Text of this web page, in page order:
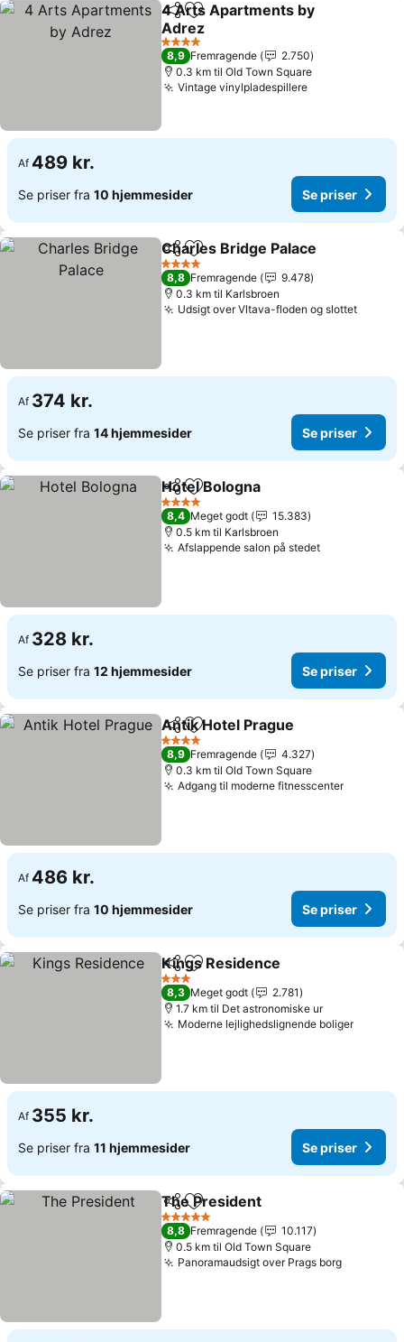
Del Føj til favoritter
4 Arts Apartments by
Adrez
Se priser
4 Stjerner
8,9 Fremragende
2.750
0.3 km til Old Town Square
Vintage vinylpladespillereSe priser
Af 489 kr.
Se priser fra 10 hjemmesider Se priser
Del Føj til favoritter
Charles Bridge Palace
4 Stjerner
8,8 Fremragende
9.478
0.3 km til Karlsbroen
Udsigt over Vltava-floden og slottetSe
Af 374 kr.
Se priser fra 14 hjemmesider Se priser
Del Føj til favoritter
Hotel Bologna
4 Stjerner
8,4 Meget godt
15.383
0.5 km til Karlsbroen
Afslappende salon på stedetSe priser
Af 328 kr.
Se priser fra 12 hjemmesider Se priser
Del Føj til favoritter
Antik Hotel Prague
4 Stjerner
8,9 Fremragende
4.327
0.3 km til Old Town Square
Adgang til moderne fitnesscenterSe priser
Af 486 kr.
Se priser fra 10 hjemmesider Se priser
Del Føj til favoritter
Kings Residence
3 Stjerner
8,3 Meget godt
2.781
1.7 km til Det astronomiske ur
Moderne lejlighedslignende boligerSe
Af 355 kr.
Se priser fra 11 hjemmesider Se priser
Del Føj til favoritter
The President
5 Stjerner
8,8 Fremragende
10.117
0.5 km til Old Town Square
Panoramaudsigt over Prags borgSe priser